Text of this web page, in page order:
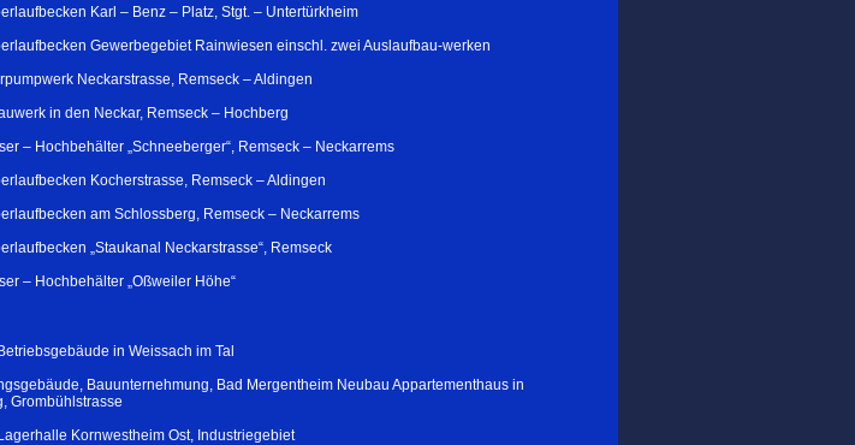
Karl – Benz – Platz, Stgt. – Untertürkheim
Gewerbegebiet Rainwiesen einschl. zwei Auslaufbau-werken
Neckarstrasse, Remseck – Aldingen
in den Neckar, Remseck – Hochberg
– Hochbehälter „Schneeberger“, Remseck – Neckarrems
Kocherstrasse, Remseck – Aldingen
am Schlossberg, Remseck – Neckarrems
„Staukanal Neckarstrasse“, Remseck
– Hochbehälter „Oßweiler Höhe“
in Weissach im Tal
Bauunternehmung, Bad Mergentheim Neubau Appartementhaus in
Grombühlstrasse
Kornwestheim Ost, Industriegebiet